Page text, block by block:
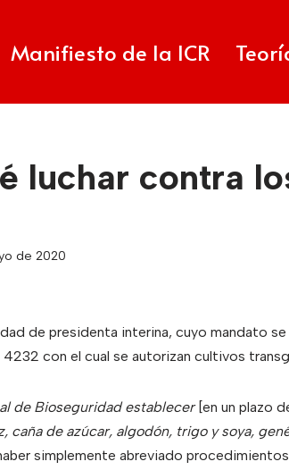
Manifiesto de la ICR
luchar contra
de 2020
de presidenta interina, cuyo mandato
con el cual se autorizan cultivos
de Bioseguridad establecer [en un plazo
caña de azúcar, algodón, trigo y soya,
simplemente abreviado